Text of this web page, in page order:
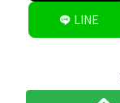
LINE